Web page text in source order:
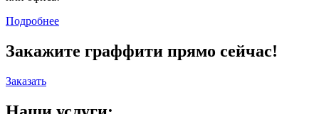
Подробнее
Закажите граффити прямо сейчас!
Заказать